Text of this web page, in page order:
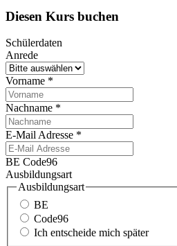
Diesen Kurs buchen
Schülerdaten
Anrede
Vorname *
Nachname *
E-Mail Adresse *
BE Code96
Ausbildungsart
Ausbildungsart
BE
Code96
Ich entscheide mich später